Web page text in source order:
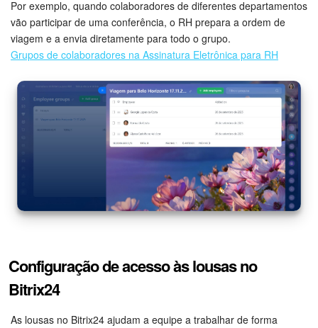
Contact Center
Telefonia
Sales Center
Análise CRM
Automação
Bitrix24.Sites
Loja On-line
Por exemplo, quando colaboradores de diferentes departamentos
vão participar de uma conferência, o RH prepara a ordem de
viagem e a envia diretamente para todo o grupo.
Grupos de colaboradores na Assinatura Eletrônica para RH
Configuração de acesso às lousas no
Bitrix24
As lousas no Bitrix24 ajudam a equipe a trabalhar de forma